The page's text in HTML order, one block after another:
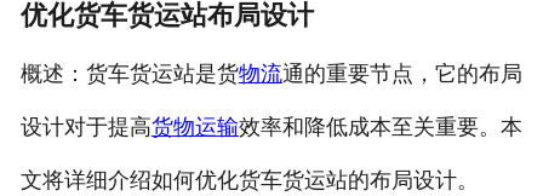
优化货车货运站布局设计
概述：货车货运站是货物流通的重要节点，它的布局
设计对于提高货物运输效率和降低成本至关重要。本
文将详细介绍如何优化货车货运站的布局设计。